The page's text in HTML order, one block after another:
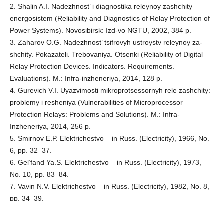
2. Shalin A.I. Nadezhnost’ i diagnostika releynoy zashchity
energosistem (Reliability and Diagnostics of Relay Protection of
Power Systems). Novosibirsk: Izd-vo NGTU, 2002, 384 p.
3. Zaharov O.G. Nadezhnost’ tsifrovyh ustroystv releynoy za-
shchity. Pokazateli. Trebovaniya. Otsenki (Reliability of Digital
Relay Protection Devices. Indicators. Requirements.
Evaluations). M.: Infra-inzheneriya, 2014, 128 p.
4. Gurevich V.I. Uyazvimosti mikroprotsessornyh rele zashchity:
problemy i resheniya (Vulnerabilities of Microprocessor
Protection Relays: Problems and Solutions). M.: Infra-
Inzheneriya, 2014, 256 p.
5. Smirnov E.P. Elektrichestvo – in Russ. (Electricity), 1966, No.
6, pp. 32–37.
6. Gel’fand Ya.S. Elektrichestvo – in Russ. (Electricity), 1973,
No. 10, pp. 83–84.
7. Vavin N.V. Elektrichestvo – in Russ. (Electricity), 1982, No. 8,
pp. 34–39.